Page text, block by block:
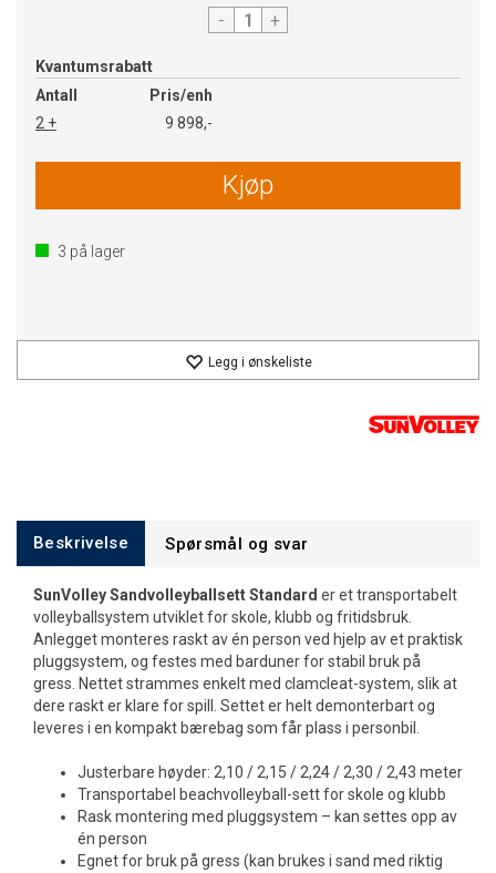
- +
Kvantumsrabatt
Antall
Pris/enh
2 +
9 898,-
Kjøp
3 på lager
Legg i ønskeliste
Beskrivelse Spørsmål og svar
SunVolley Sandvolleyballsett Standard er et transportabelt
volleyballsystem utviklet for skole, klubb og fritidsbruk.
Anlegget monteres raskt av én person ved hjelp av et praktisk
pluggsystem, og festes med barduner for stabil bruk på
gress. Nettet strammes enkelt med clamcleat-system, slik at
dere raskt er klare for spill. Settet er helt demonterbart og
leveres i en kompakt bærebag som får plass i personbil.
Justerbare høyder: 2,10 / 2,15 / 2,24 / 2,30 / 2,43 meter
Transportabel beachvolleyball-sett for skole og klubb
Rask montering med pluggsystem – kan settes opp av
én person
Egnet for bruk på gress (kan brukes i sand med riktig